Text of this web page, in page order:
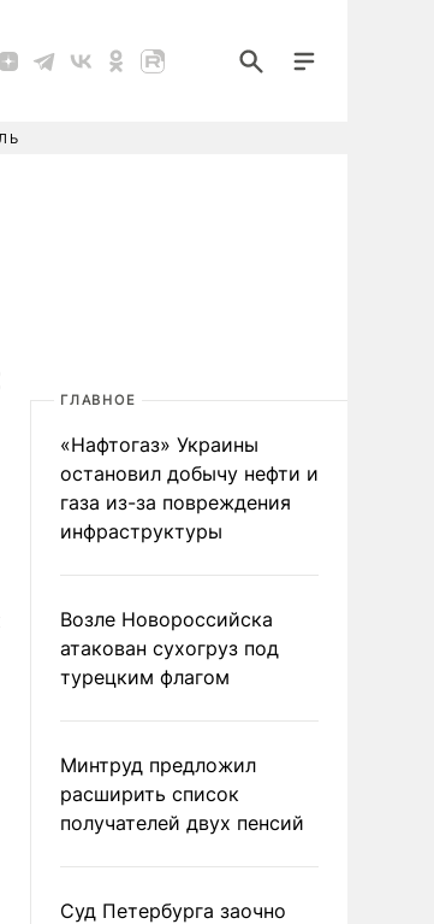
ГЛАВНОЕ
«Нафтогаз» Украины
остановил добычу нефти и
газа из-за повреждения
инфраструктуры
Возле Новороссийска
атакован сухогруз под
турецким флагом
Минтруд предложил
расширить список
получателей двух пенсий
Суд Петербурга заочно